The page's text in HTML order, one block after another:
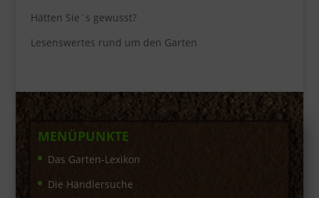
Hätten Sie´s gewusst?
Lesenswertes rund um den Garten
MENÜPUNKTE
Das Garten-Lexikon
Die Händlersuche